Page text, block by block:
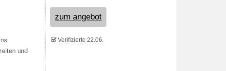
und
zum angebot
Verifizierte 22.06.